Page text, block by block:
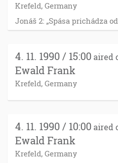
Krefeld, Germany
Jonáš 2: „Spása prichádza
4. 11. 1990 / 15:00 aired
Ewald Frank
Krefeld, Germany
4. 11. 1990 / 10:00 aired
Ewald Frank
Krefeld, Germany